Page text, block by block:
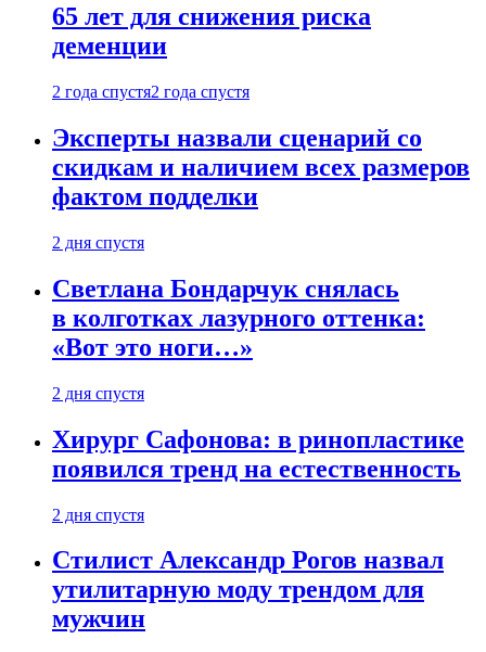
65 лет для снижения риска
деменции
2 года спустя2 года спустя
Эксперты назвали сценарий со
скидкам и наличием всех размеров
фактом подделки
2 дня спустя
Светлана Бондарчук снялась
в колготках лазурного оттенка:
«Вот это ноги…»
2 дня спустя
Хирург Сафонова: в ринопластике
появился тренд на естественность
2 дня спустя
Стилист Александр Рогов назвал
утилитарную моду трендом для
мужчин